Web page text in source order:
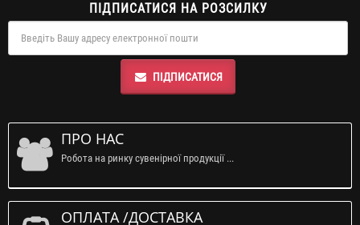
ПІДПИСАТИСЯ НА РОЗСИЛКУ
ПІДПИСАТИСЯ
ПРО НАС
Робота на ринку сувенірної продукції ...
ОПЛАТА /ДОСТАВКА